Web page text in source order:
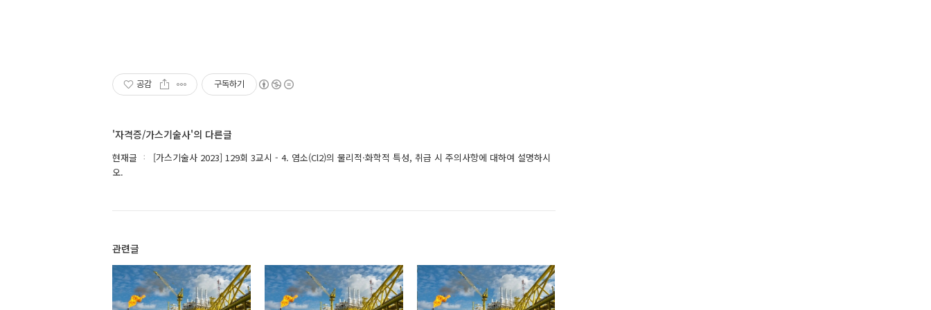
공감 구독하기
'자격증/가스기술사'의 다른글
현재글
[가스기술사 2023] 129회 3교시 - 4. 염소(Cl2)의 물리적·화학적 특성, 취급 시 주의사항에 대하여 설명하시
오.
관련글